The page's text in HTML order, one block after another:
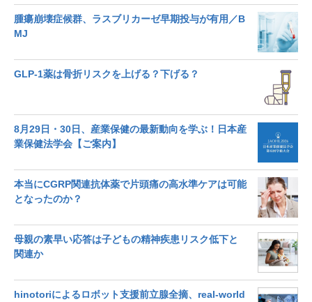
腫瘍崩壊症候群、ラスブリカーゼ早期投与が有用／B
MJ
GLP-1薬は骨折リスクを上げる？下げる？
8月29日・30日、産業保健の最新動向を学ぶ！日本産
業保健法学会【ご案内】
本当にCGRP関連抗体薬で片頭痛の高水準ケアは可能
となったのか？
母親の素早い応答は子どもの精神疾患リスク低下と
関連か
hinotoriによるロボット支援前立腺全摘、real-world